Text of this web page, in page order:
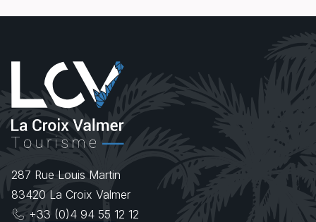
287 Rue Louis Martin
83420 La Croix Valmer
+33 (0)4 94 55 12 12